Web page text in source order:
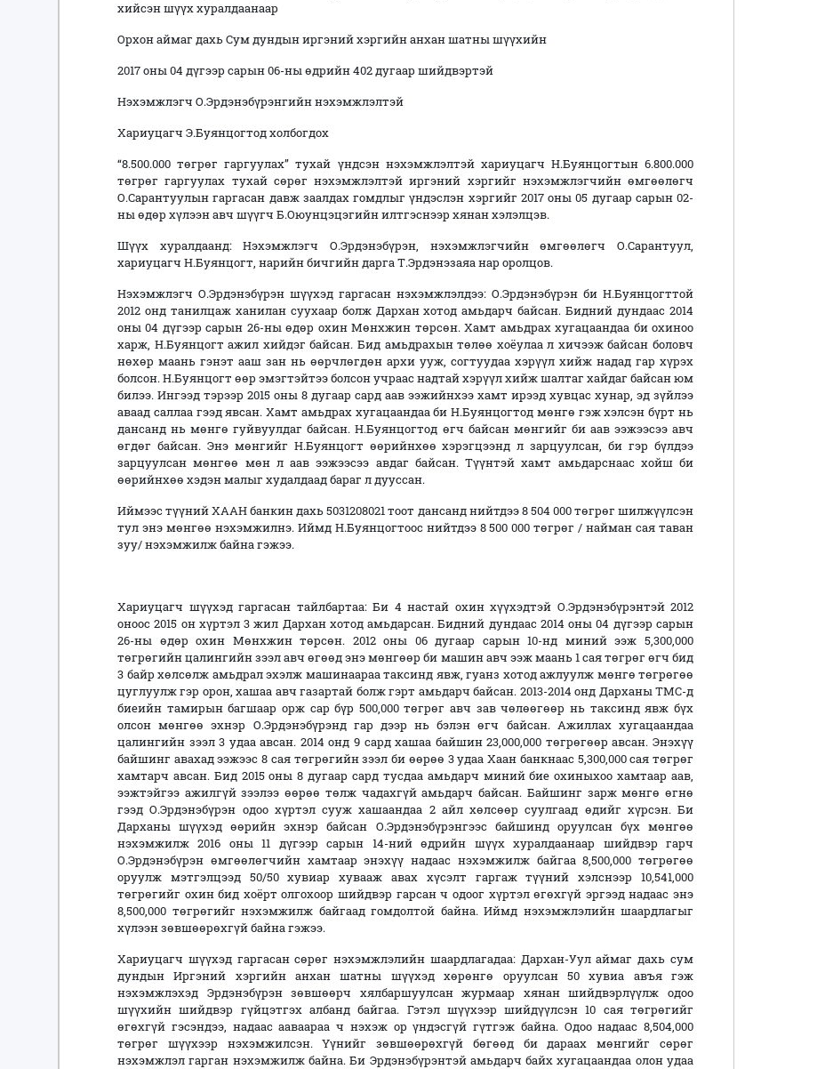
хийсэн шүүх хуралдаанаар
Орхон аймаг дахь Сум дундын иргэний хэргийн анхан шатны шүүхийн
2017 оны 04 дүгээр сарын 06-ны өдрийн 402 дугаар шийдвэртэй
Нэхэмжлэгч О.Эрдэнэбүрэнгийн нэхэмжлэлтэй
Хариуцагч Э.Буянцогтод холбогдох
“8.500.000 төгрөг гаргуулах” тухай үндсэн нэхэмжлэлтэй хариуцагч Н.Буянцогтын 6.800.000
төгрөг гаргуулах тухай сөрөг нэхэмжлэлтэй иргэний хэргийг нэхэмжлэгчийн өмгөөлөгч
О.Сарантуулын гаргасан давж заалдах гомдлыг үндэслэн хэргийг 2017 оны 05 дугаар сарын 02-
ны өдөр хүлээн авч шүүгч Б.Оюунцэцэгийн илтгэснээр хянан хэлэлцэв.
Шүүх хуралдаанд: Нэхэмжлэгч О.Эрдэнэбүрэн, нэхэмжлэгчийн өмгөөлөгч О.Сарантуул,
хариуцагч Н.Буянцогт, нарийн бичгийн дарга Т.Эрдэнэзаяа нар оролцов.
Нэхэмжлэгч О.Эрдэнэбүрэн шүүхэд гаргасан нэхэмжлэлдээ: О.Эрдэнэбүрэн би Н.Буянцогттой
2012 онд танилцаж ханилан суухаар болж Дархан хотод амьдарч байсан. Бидний дундаас 2014
оны 04 дүгээр сарын 26-ны өдөр охин Мөнхжин төрсөн. Хамт амьдрах хугацаандаа би охиноо
харж, Н.Буянцогт ажил хийдэг байсан. Бид амьдрахын төлөө хоёулаа л хичээж байсан боловч
нөхөр маань гэнэт ааш зан нь өөрчлөгдөн архи ууж, согтуудаа хэрүүл хийж надад гар хүрэх
болсон. Н.Буянцогт өөр эмэгтэйтээ болсон учраас надтай хэрүүл хийж шалтаг хайдаг байсан юм
билээ. Ингээд тэрээр 2015 оны 8 дугаар сард аав ээжийнхээ хамт ирээд хувцас хунар, эд зүйлээ
аваад саллаа гээд явсан. Хамт амьдрах хугацаандаа би Н.Буянцогтод мөнгө гэж хэлсэн бүрт нь
дансанд нь мөнгө гуйвуулдаг байсан. Н.Буянцогтод өгч байсан мөнгийг би аав ээжээсээ авч
өгдөг байсан. Энэ мөнгийг Н.Буянцогт өөрийнхөө хэрэгцээнд л зарцуулсан, би гэр бүлдээ
зарцуулсан мөнгөө мөн л аав ээжээсээ авдаг байсан. Түүнтэй хамт амьдарснаас хойш би
өөрийнхөө хэдэн малыг худалдаад бараг л дууссан.
Иймээс түүний ХААН банкин дахь 5031208021 тоот дансанд нийтдээ 8 504 000 төгрөг шилжүүлсэн
тул энэ мөнгөө нэхэмжилнэ. Иймд Н.Буянцогтоос нийтдээ 8 500 000 төгрөг / найман сая таван
зуу/ нэхэмжилж байна гэжээ.
Хариуцагч шүүхэд гаргасан тайлбартаа: Би 4 настай охин хүүхэдтэй О.Эрдэнэбүрэнтэй 2012
оноос 2015 он хүртэл 3 жил Дархан хотод амьдарсан. Бидний дундаас 2014 оны 04 дүгээр сарын
26-ны өдөр охин Мөнхжин төрсөн. 2012 оны 06 дугаар сарын 10-нд миний ээж 5,300,000
төгрөгийн цалингийн зээл авч өгөөд энэ мөнгөөр би машин авч ээж маань 1 сая төгрөг өгч бид
3 байр хөлсөлж амьдрал эхэлж машинаараа таксинд явж, гуанз хотод ажлуулж мөнгө төгрөгөө
цуглуулж гэр орон, хашаа авч газартай болж гэрт амьдарч байсан. 2013-2014 онд Дарханы ТМС-д
биеийн тамирын багшаар орж сар бүр 500,000 төгрөг авч зав чөлөөгөөр нь таксинд явж бүх
олсон мөнгөө эхнэр О.Эрдэнэбүрэнд гар дээр нь бэлэн өгч байсан. Ажиллах хугацаандаа
цалингийн зээл 3 удаа авсан. 2014 онд 9 сард хашаа байшин 23,000,000 төгрөгөөр авсан. Энэхүү
байшинг авахад ээжээс 8 сая төгрөгийн зээл би өөрөө 3 удаа Хаан банкнаас 5,300,000 сая төгрөг
хамтарч авсан. Бид 2015 оны 8 дугаар сард тусдаа амьдарч миний бие охиныхоо хамтаар аав,
ээжтэйгээ ажилгүй зээлээ өөрөө төлж чадахгүй амьдарч байсан. Байшинг зарж мөнгө өгнө
гээд О.Эрдэнэбүрэн одоо хүртэл сууж хашаандаа 2 айл хөлсөөр суулгаад өдийг хүрсэн. Би
Дарханы шүүхэд өөрийн эхнэр байсан О.Эрдэнэбүрэнгээс байшинд оруулсан бүх мөнгөө
нэхэмжилж 2016 оны 11 дүгээр сарын 14-ний өдрийн шүүх хуралдаанаар шийдвэр гарч
О.Эрдэнэбүрэн өмгөөлөгчийн хамтаар энэхүү надаас нэхэмжилж байгаа 8,500,000 төгрөгөө
оруулж мэтгэлцээд 50/50 хувиар хувааж авах хүсэлт гаргаж түүний хэлснээр 10,541,000
төгрөгийг охин бид хоёрт олгохоор шийдвэр гарсан ч одоог хүртэл өгөхгүй эргээд надаас энэ
8,500,000 төгрөгийг нэхэмжилж байгаад гомдолтой байна. Иймд нэхэмжлэлийн шаардлагыг
хүлээн зөвшөөрөхгүй байна гэжээ.
Хариуцагч шүүхэд гаргасан сөрөг нэхэмжлэлийн шаардлагадаа: Дархан-Уул аймаг дахь сум
дундын Иргэний хэргийн анхан шатны шүүхэд хөрөнгө оруулсан 50 хувиа авъя гэж
нэхэмжлэхэд Эрдэнэбүрэн зөвшөөрч хялбаршуулсан журмаар хянан шийдвэрлүүлж одоо
шүүхийн шийдвэр гүйцэтгэх албанд байгаа. Гэтэл шүүхээр шийдүүлсэн 10 сая төгрөгийг
өгөхгүй гэсэндээ, надаас ааваараа ч нэхэж ор үндэсгүй гүтгэж байна. Одоо надаас 8,504,000
төгрөг шүүхээр нэхэмжилсэн. Үүнийг зөвшөөрөхгүй бөгөөд би дараах мөнгийг сөрөг
нэхэмжлэл гарган нэхэмжилж байна. Би Эрдэнэбүрэнтэй амьдарч байх хугацаандаа олон удаа